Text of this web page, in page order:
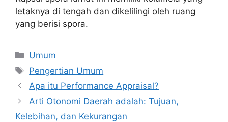
letaknya di tengah dan dikelilingi oleh ruang
yang berisi spora.
Categories
Umum
Tags
Pengertian Umum
Apa itu Performance Appraisal?
Arti Otonomi Daerah adalah: Tujuan,
Kelebihan, dan Kekurangan